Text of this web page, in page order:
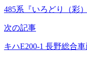
485系『いろどり（彩
次の記事
キハE200-1 長野総合